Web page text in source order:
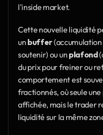
l'inside market.
Cette nouvelle liquidité
un buffer (accumulation
soutenir) ou un plafond
du prix pour freiner ou
comportement est
fractionnés, où seule
affichée, mais le trader
liquidité sur la même